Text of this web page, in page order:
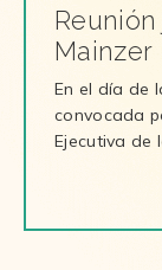
Mainzer
En el día de
convocada
Ejecutiva de